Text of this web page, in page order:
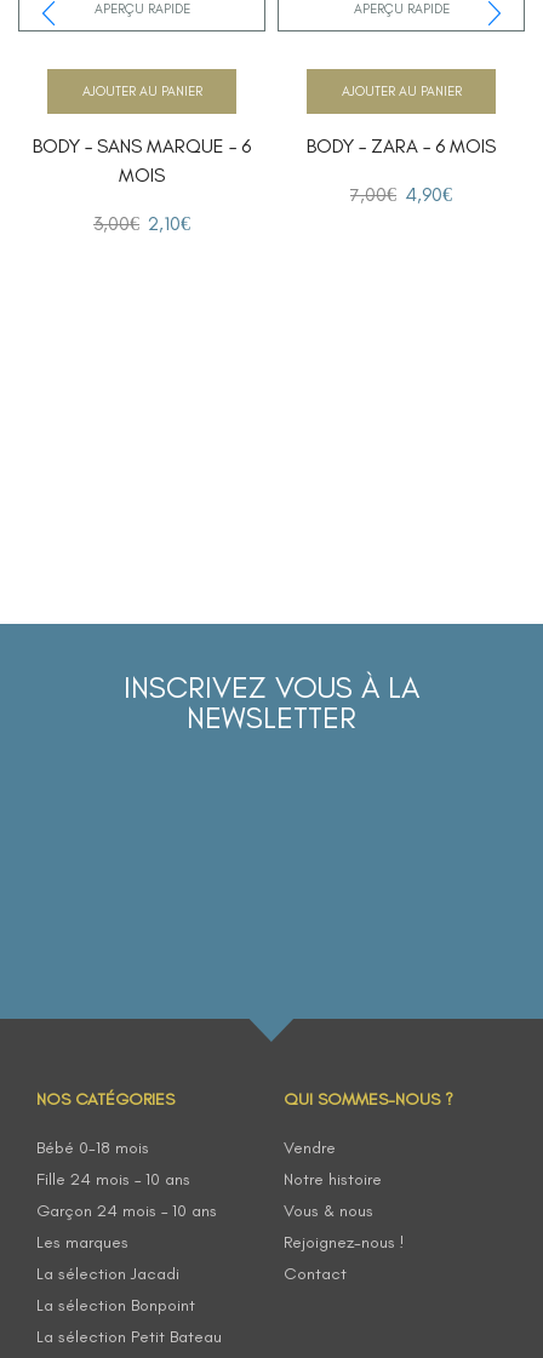
APERÇU RAPIDE
BODY – SANS MARQUE – 6
MOIS
3,00€ 2,10€
AJOUTER AU PANIER
APERÇU RAPIDE
BODY – ZARA – 6 MOIS
7,00€ 4,90€
AJOUTER AU PANIER
INSCRIVEZ VOUS À LA
NEWSLETTER
NOS CATÉGORIES
Bébé 0-18 mois
Fille 24 mois – 10 ans
Garçon 24 mois – 10 ans
Les marques
La sélection Jacadi
La sélection Bonpoint
La sélection Petit Bateau
QUI SOMMES-NOUS ?
Vendre
Notre histoire
Vous & nous
Rejoignez-nous !
Contact